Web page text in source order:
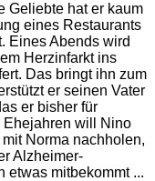
Geliebte hat er kaum
eines Restaurants
Eines Abends wird
Herzinfarkt ins
Das bringt ihn zum
er seinen Vater
er bisher für
Ehejahren will Nino
Norma nachholen,
Alzheimer-
etwas mitbekommt ...